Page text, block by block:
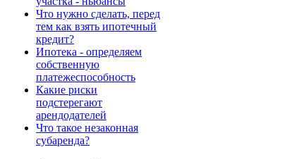
Что нужно сделать, перед
тем как взять ипотечный
кредит?
Ипотека - определяем
собственную
платежеспособность
Какие риски
подстерегают
арендодателей
Что такое незаконная
субаренда?